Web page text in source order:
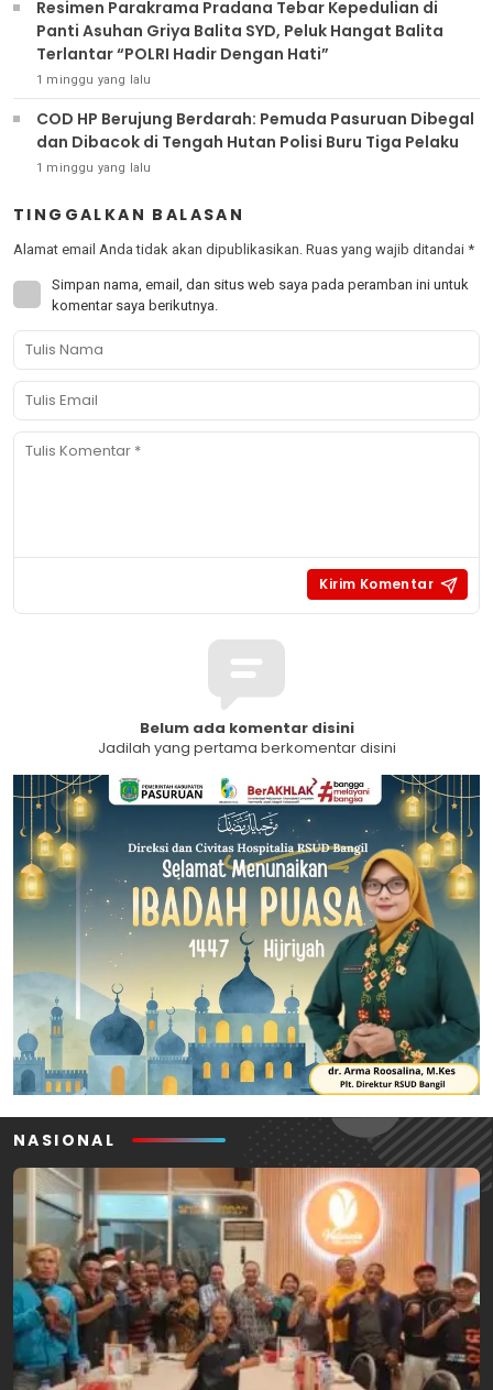
Resimen Parakrama Pradana Tebar Kepedulian di
Panti Asuhan Griya Balita SYD, Peluk Hangat Balita
Terlantar “POLRI Hadir Dengan Hati”
1 minggu yang lalu
COD HP Berujung Berdarah: Pemuda Pasuruan Dibegal
dan Dibacok di Tengah Hutan Polisi Buru Tiga Pelaku
1 minggu yang lalu
TINGGALKAN BALASAN
Alamat email Anda tidak akan dipublikasikan. Ruas yang wajib ditandai *
Simpan nama, email, dan situs web saya pada peramban ini untuk
komentar saya berikutnya.
Belum ada komentar disini
Jadilah yang pertama berkomentar disini
NASIONAL